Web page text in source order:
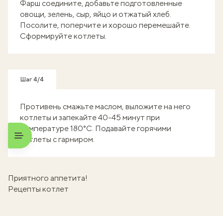
Фарш соедините, добавьте подготовленные
овощи, зелень, сыр, яйцо и отжатый хлеб.
Посолите, поперчите и хорошо перемешайте.
Сформируйте котлеты.
Шаг 4/4
Противень смажьте маслом, выложите на него
котлеты и запекайте 40-45 минут при
температуре 180°C. Подавайте горячими
котлеты с гарниром.
Приятного аппетита!
Рецепты котлет